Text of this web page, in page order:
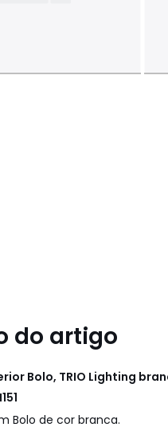
do artigo
Bolo, TRIO Lighting
Bolo de cor branca.